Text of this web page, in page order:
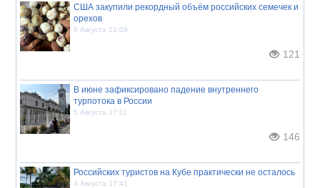
США закупили рекордный объём российских семечек и
орехов
6 Августа 21:09
121
В июне зафиксировано падение внутреннего
турпотока в России
5 Августа 17:11
146
Российских туристов на Кубе практически не осталось
4 Августа 17:41